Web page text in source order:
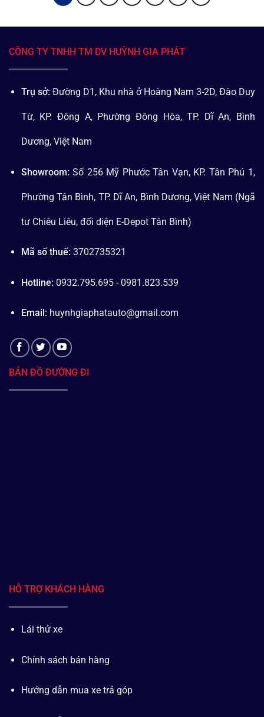
CÔNG TY TNHH TM DV HUỲNH GIA PHÁT
Trụ sở: Đường D1, Khu nhà ở Hoàng Nam 3-2D, Đào Duy
Từ, KP. Đông A, Phường Đông Hòa, TP. Dĩ An, Bình
Dương, Việt Nam
Showroom: Số 256 Mỹ Phước Tân Vạn, KP. Tân Phú 1,
Phường Tân Bình, TP. Dĩ An, Bình Dương, Việt Nam (Ngã
tư Chiêu Liêu, đối diện E-Depot Tân Bình)
Mã số thuế: 3702735321
Hotline: 0932.795.695 - 0981.823.539
Email: huynhgiaphatauto@gmail.com
BẢN ĐỒ ĐƯỜNG ĐI
HỖ TRỢ KHÁCH HÀNG
Lái thử xe
Chính sách bán hàng
Hướng dẫn mua xe trả góp